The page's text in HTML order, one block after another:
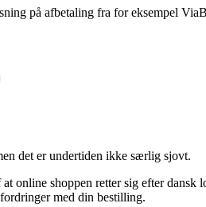
på afbetaling fra for eksempel
det er undertiden ikke særlig sjovt.
online shoppen retter sig efter
med din bestilling.